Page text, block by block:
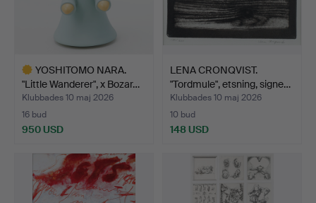
YOSHITOMO NARA.
"Little Wanderer", x Bozar…
Klubbades 10 maj 2026
16 bud
950 USD
LENA CRONQVIST.
"Tordmule", etsning, signe…
Klubbades 10 maj 2026
10 bud
148 USD